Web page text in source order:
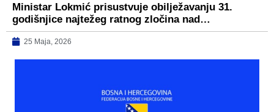
Ministar Lokmić prisustvuje obilježavanju 31.
godišnjice najtežeg ratnog zločina nad…
25 Maja, 2026